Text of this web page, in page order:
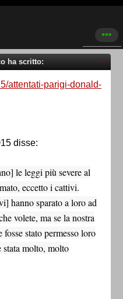
ha scritto:
attentati-parigi-donald-
disse:
le leggi più severe al
eccetto i cattivi.
hanno sparato a loro ad
volete, ma se la nostra
fosse stato permesso loro
stata molto, molto